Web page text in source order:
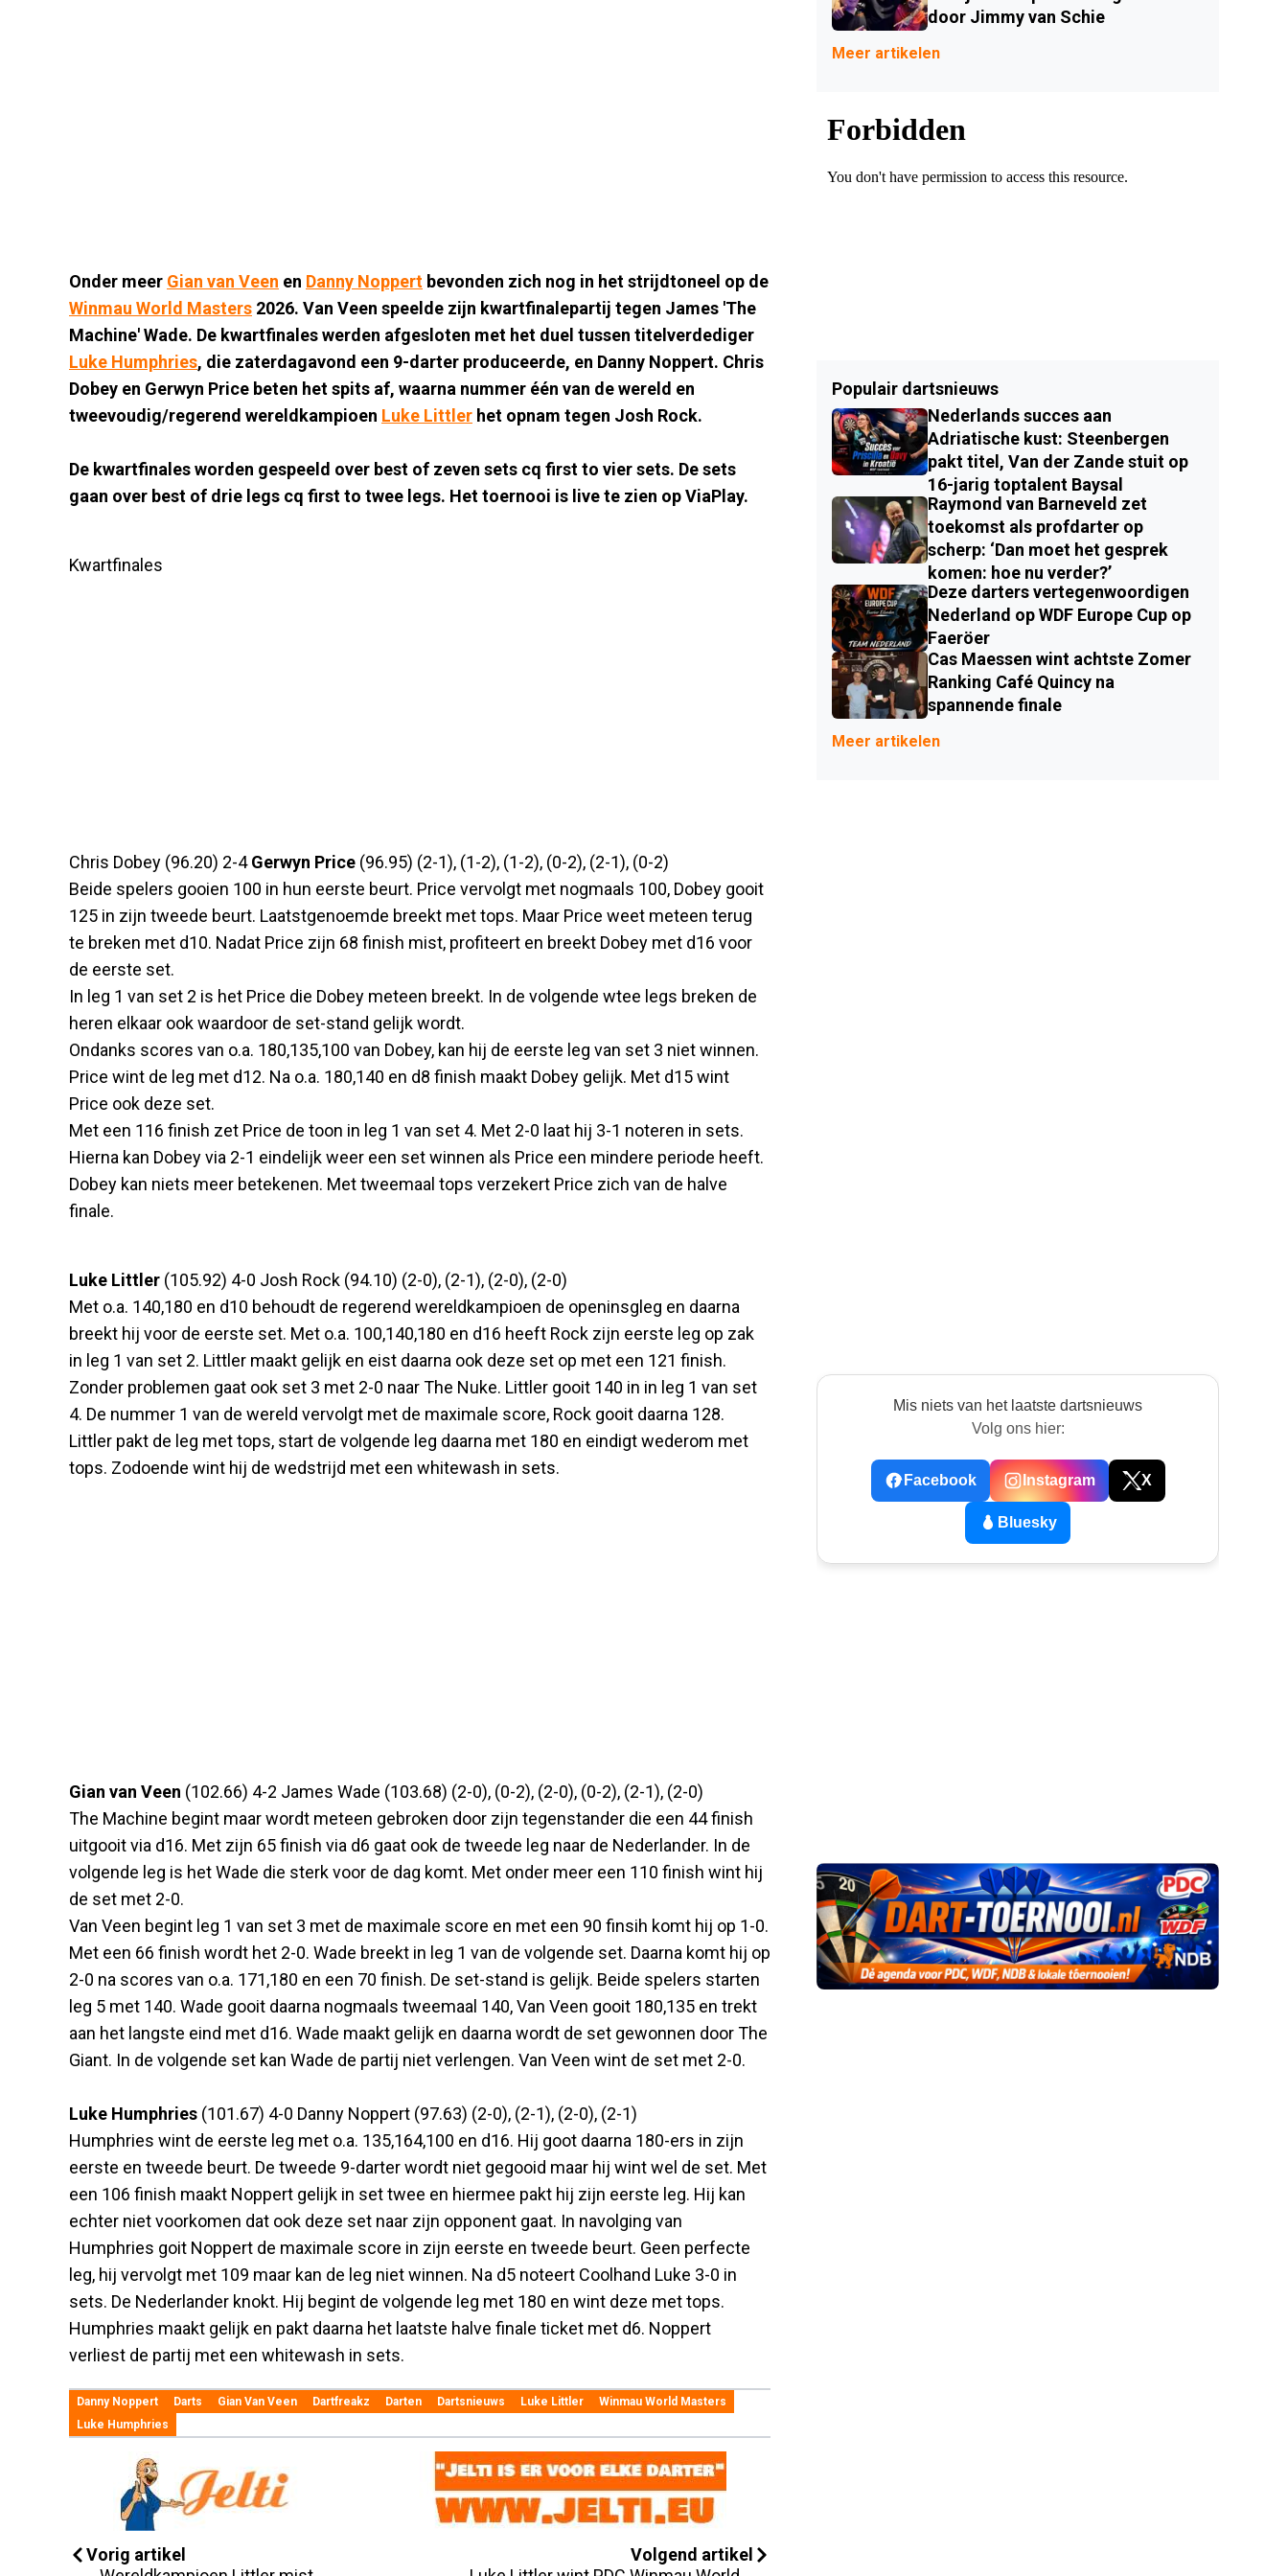
Onder meer Gian van Veen en Danny Noppert bevonden zich nog in het strijdtoneel op de
Winmau World Masters 2026. Van Veen speelde zijn kwartfinalepartij tegen James 'The
Machine' Wade. De kwartfinales werden afgesloten met het duel tussen titelverdediger
Luke Humphries, die zaterdagavond een 9-darter produceerde, en Danny Noppert. Chris
Dobey en Gerwyn Price beten het spits af, waarna nummer één van de wereld en
tweevoudig/regerend wereldkampioen Luke Littler het opnam tegen Josh Rock.
De kwartfinales worden gespeeld over best of zeven sets cq first to vier sets. De sets
gaan over best of drie legs cq first to twee legs. Het toernooi is live te zien op ViaPlay.
Kwartfinales
Chris Dobey (96.20) 2-4Gerwyn Price (96.95) (2-1), (1-2), (1-2), (0-2), (2-1), (0-2)
Beide spelers gooien 100 in hun eerste beurt. Price vervolgt met nogmaals 100, Dobey gooit
125 in zijn tweede beurt. Laatstgenoemde breekt met tops. Maar Price weet meteen terug
te breken met d10. Nadat Price zijn 68 finish mist, profiteert en breekt Dobey met d16 voor
de eerste set.
In leg 1 van set 2 is het Price die Dobey meteen breekt. In de volgende wtee legs breken de
heren elkaar ook waardoor de set-stand gelijk wordt.
Ondanks scores van o.a. 180,135,100 van Dobey, kan hij de eerste leg van set 3 niet winnen.
Price wint de leg met d12. Na o.a. 180,140 en d8 finish maakt Dobey gelijk. Met d15 wint
Price ook deze set.
Met een 116 finish zet Price de toon in leg 1 van set 4. Met 2-0 laat hij 3-1 noteren in sets.
Hierna kan Dobey via 2-1 eindelijk weer een set winnen als Price een mindere periode heeft.
Dobey kan niets meer betekenen. Met tweemaal tops verzekert Price zich van de halve
finale.
Luke Littler (105.92) 4-0 Josh Rock (94.10) (2-0), (2-1), (2-0), (2-0)
Met o.a. 140,180 en d10 behoudt de regerend wereldkampioen de openinsgleg en daarna
breekt hij voor de eerste set. Met o.a. 100,140,180 en d16 heeft Rock zijn eerste leg op zak
in leg 1 van set 2. Littler maakt gelijk en eist daarna ook deze set op met een 121 finish.
Zonder problemen gaat ook set 3 met 2-0 naar The Nuke. Littler gooit 140 in in leg 1 van set
4. De nummer 1 van de wereld vervolgt met de maximale score, Rock gooit daarna 128.
Littler pakt de leg met tops, start de volgende leg daarna met 180 en eindigt wederom met
tops. Zodoende wint hij de wedstrijd met een whitewash in sets.
Gian van Veen (102.66) 4-2 James Wade (103.68) (2-0), (0-2), (2-0), (0-2), (2-1), (2-0)
The Machine begint maar wordt meteen gebroken door zijn tegenstander die een 44 finish
uitgooit via d16. Met zijn 65 finish via d6 gaat ook de tweede leg naar de Nederlander. In de
volgende leg is het Wade die sterk voor de dag komt. Met onder meer een 110 finish wint hij
de set met 2-0.
Van Veen begint leg 1 van set 3 met de maximale score en met een 90 finsih komt hij op 1-0.
Met een 66 finish wordt het 2-0. Wade breekt in leg 1 van de volgende set. Daarna komt hij op
2-0 na scores van o.a. 171,180 en een 70 finish. De set-stand is gelijk. Beide spelers starten
leg 5 met 140. Wade gooit daarna nogmaals tweemaal 140, Van Veen gooit 180,135 en trekt
aan het langste eind met d16. Wade maakt gelijk en daarna wordt de set gewonnen door The
Giant. In de volgende set kan Wade de partij niet verlengen. Van Veen wint de set met 2-0.
Luke Humphries (101.67) 4-0 Danny Noppert (97.63) (2-0), (2-1), (2-0), (2-1)
Humphries wint de eerste leg met o.a. 135,164,100 en d16. Hij goot daarna 180-ers in zijn
eerste en tweede beurt. De tweede 9-darter wordt niet gegooid maar hij wint wel de set. Met
een 106 finish maakt Noppert gelijk in set twee en hiermee pakt hij zijn eerste leg. Hij kan
echter niet voorkomen dat ook deze set naar zijn opponent gaat. In navolging van
Humphries goit Noppert de maximale score in zijn eerste en tweede beurt. Geen perfecte
leg, hij vervolgt met 109 maar kan de leg niet winnen. Na d5 noteert Coolhand Luke 3-0 in
sets. De Nederlander knokt. Hij begint de volgende leg met 180 en wint deze met tops.
Humphries maakt gelijk en pakt daarna het laatste halve finale ticket met d6. Noppert
verliest de partij met een whitewash in sets.
Danny Noppert Darts Gian Van Veen Dartfreakz Darten Dartsnieuws Luke Littler
Winmau World Masters
Luke Humphries
Vorig artikel
Volgend artikel
door Jimmy van Schie
Meer artikelen
Populair dartsnieuws
Nederlands succes aan
Adriatische kust: Steenbergen
pakt titel, Van der Zande stuit op
16-jarig toptalent Baysal
Raymond van Barneveld zet
toekomst als profdarter op
scherp: ‘Dan moet het gesprek
komen: hoe nu verder?’
Deze darters vertegenwoordigen
Nederland op WDF Europe Cup op
Faeröer
Cas Maessen wint achtste Zomer
Ranking Café Quincy na
spannende finale
Meer artikelen
Mis niets van het laatste dartsnieuws
Volg ons hier:
Facebook Instagram X
Bluesky